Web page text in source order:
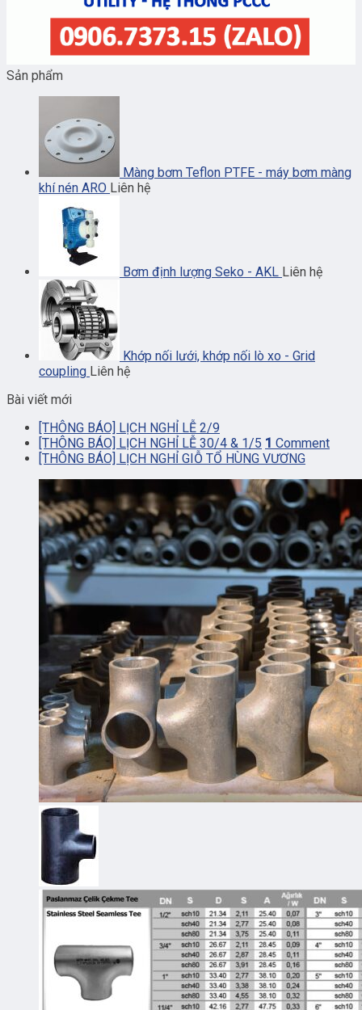
Sản phẩm
Màng bơm Teflon PTFE - máy bơm màng
khí nén ARO Liên hệ
Bơm định lượng Seko - AKL Liên hệ
Khớp nối lưới, khớp nối lò xo - Grid
coupling Liên hệ
Bài viết mới
[THÔNG BÁO] LỊCH NGHỈ LỄ 2/9
[THÔNG BÁO] LỊCH NGHỈ LỄ 30/4 & 1/5 1 Comment
[THÔNG BÁO] LỊCH NGHỈ GIỖ TỔ HÙNG VƯƠNG